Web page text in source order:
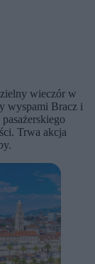
wieczór w
wyspami Bracz i
Trwa akcja